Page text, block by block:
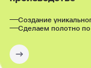
Создание
Сделаем полотно